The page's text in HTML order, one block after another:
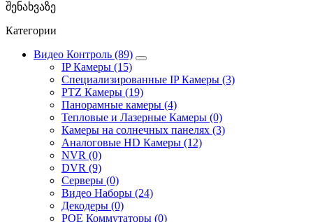
შენახვაზე
Категории
Видео Контроль (89)
IP Камеры (15)
Специализированные IP Камеры (3)
PTZ Камеры (19)
Панорамные камеры (4)
Тепловые и Лазерные Камеры (0)
Камеры на солнечных панелях (3)
Аналоговые HD Камеры (12)
NVR (0)
DVR (9)
Серверы (0)
Видео Наборы (24)
Декодеры (0)
POE Коммутаторы (0)